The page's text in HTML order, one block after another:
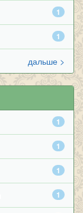
1
1
дальше >
1
1
1
1